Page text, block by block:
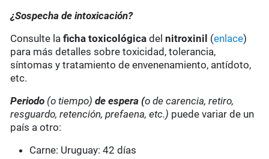
¿Sospecha de intoxicación?
Consulte laficha toxicológica delnitroxinil (enlace)
para más detalles sobre toxicidad, tolerancia,
síntomas y tratamiento de envenenamiento, antídoto,
etc.
Periodo (o tiempo) de espera (o de carencia, retiro,
resguardo, retención, prefaena, etc.) puede variar de un
país a otro:
Carne: Uruguay: 42 días